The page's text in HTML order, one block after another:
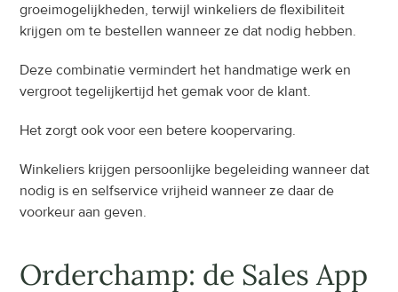
groeimogelijkheden, terwijl winkeliers de flexibiliteit
krijgen om te bestellen wanneer ze dat nodig hebben.
Deze combinatie vermindert het handmatige werk en
vergroot tegelijkertijd het gemak voor de klant.
Het zorgt ook voor een betere koopervaring.
Winkeliers krijgen persoonlijke begeleiding wanneer dat
nodig is en selfservice vrijheid wanneer ze daar de
voorkeur aan geven.
Orderchamp: de Sales App